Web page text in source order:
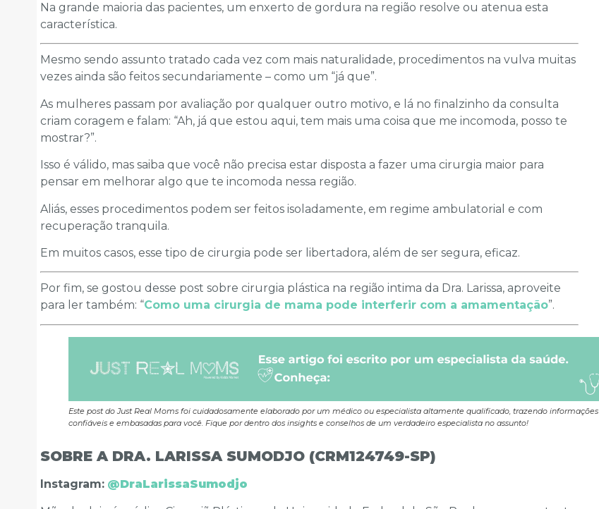
Na grande maioria das pacientes, um enxerto de gordura na região resolve ou atenua esta
característica.
Mesmo sendo assunto tratado cada vez com mais naturalidade, procedimentos na vulva muitas
vezes ainda são feitos secundariamente – como um “já que”.
As mulheres passam por avaliação por qualquer outro motivo, e lá no finalzinho da consulta
criam coragem e falam: “Ah, já que estou aqui, tem mais uma coisa que me incomoda, posso te
mostrar?”.
Isso é válido, mas saiba que você não precisa estar disposta a fazer uma cirurgia maior para
pensar em melhorar algo que te incomoda nessa região.
Aliás, esses procedimentos podem ser feitos isoladamente, em regime ambulatorial e com
recuperação tranquila.
Em muitos casos, esse tipo de cirurgia pode ser libertadora, além de ser segura, eficaz.
Por fim, se gostou desse post sobre cirurgia plástica na região intima da Dra. Larissa, aproveite
para ler também: “Como uma cirurgia de mama pode interferir com a amamentação”.
Este post do Just Real Moms foi cuidadosamente elaborado por um médico ou especialista altamente qualificado, trazendo informações
confiáveis e embasadas para você. Fique por dentro dos insights e conselhos de um verdadeiro especialista no assunto!
SOBRE A DRA. LARISSA SUMODJO (CRM124749-SP)
Instagram: @DraLarissaSumodjo